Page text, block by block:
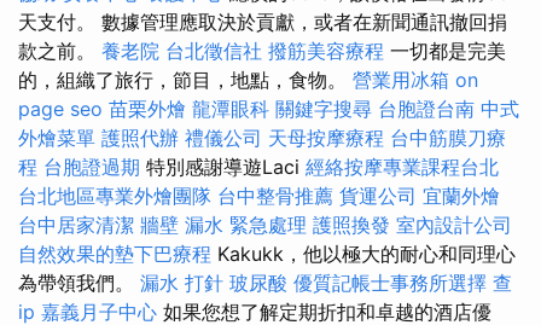
天支付。 數據管理應取決於貢獻，或者在新聞通訊撤回捐
款之前。 養老院 台北徵信社 撥筋美容療程 一切都是完美
的，組織了旅行，節目，地點，食物。 營業用冰箱 on
page seo 苗栗外燴 龍潭眼科 關鍵字搜尋 台胞證台南 中式
外燴菜單 護照代辦 禮儀公司 天母按摩療程 台中筋膜刀療
程 台胞證過期 特別感謝導遊Laci 經絡按摩專業課程台北
台北地區專業外燴團隊 台中整骨推薦 貨運公司 宜蘭外燴
台中居家清潔 牆壁 漏水 緊急處理 護照換發 室內設計公司
自然效果的墊下巴療程 Kakukk，他以極大的耐心和同理心
為帶領我們。 漏水 打針 玻尿酸 優質記帳士事務所選擇 查
ip 嘉義月子中心 如果您想了解定期折扣和卓越的酒店優